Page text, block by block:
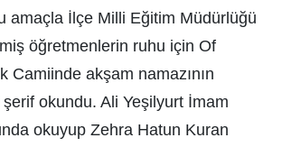
amaçla İlçe Milli Eğitim Müdürlüğü
öğretmenlerin ruhu için Of
Camiinde akşam namazının
okundu. Ali Yeşilyurt İmam
okuyup Zehra Hatun Kuran